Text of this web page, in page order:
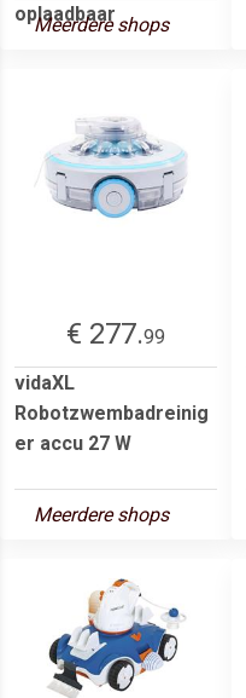
oplaadbaar
Meerdere shops
€ 277.99
vidaXL
Robotzwembadreinig
er accu 27 W
Meerdere shops